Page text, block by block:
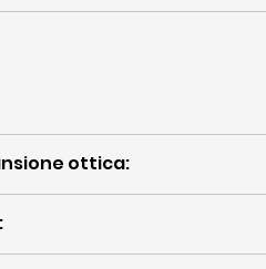
ottica:
: